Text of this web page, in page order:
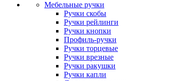
Мебельные ручки
Ручки скобы
Ручки рейлинги
Ручки кнопки
Профиль-ручки
Ручки торцевые
Ручки врезные
Ручки ракушки
Ручки капли